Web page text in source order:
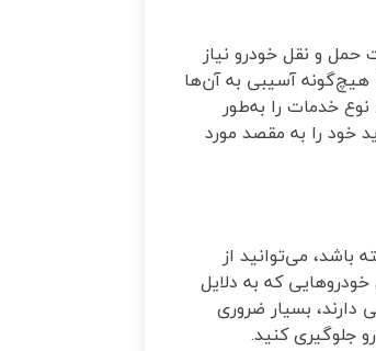
حمل و نقل خودرو نیاز
هیچ‌گونه آسیبی به آن‌ها
خدمات را به‌طور
خود را به مقصد مورد
باشد، می‌توانید از
که به دلایل
دارند، بسیار ضروری
جلوگیری کنید.